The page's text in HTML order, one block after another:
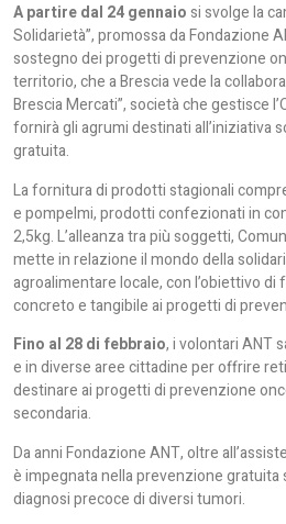
A partire dal 24 gennaiosi svolge la
Solidarietà”, promossa da Fondazione
sostegno dei progetti di prevenzione
territorio, che a Brescia vede la
Brescia Mercati”, società che gestisce
fornirà gli agrumi destinati all’iniziativa
gratuita.
La fornitura di prodotti stagionali
e pompelmi, prodotti confezionati in
2,5kg. L’alleanza tra più soggetti,
mette in relazione il mondo della
agroalimentare locale, con l’obiettivo
concreto e tangibile ai progetti di
Fino al 28 di febbraio, i volontari ANT
e in diverse aree cittadine per offrire
destinare ai progetti di prevenzione
secondaria.
Da anni Fondazione ANT, oltre
è impegnata nella prevenzione
diagnosi precoce di diversi tumori.